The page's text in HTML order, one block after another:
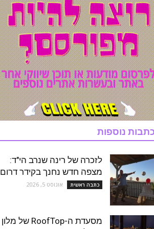
נוספות
לזכרה של רינה שנרב הי"ד:
מצפה חדש נחנך בקידר דרום
כתבה ראשית אוגוסט 5, 2026
מסעדת ה-RoofTop של מלון